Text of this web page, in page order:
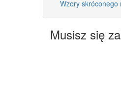
Wzory skróconego
Musisz się